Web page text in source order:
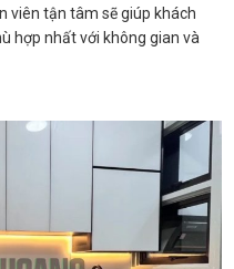
viên tận tâm sẽ giúp khách
hợp nhất với không gian và